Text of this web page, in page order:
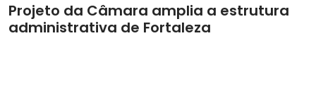
Projeto da Câmara amplia a estrutura
administrativa de Fortaleza